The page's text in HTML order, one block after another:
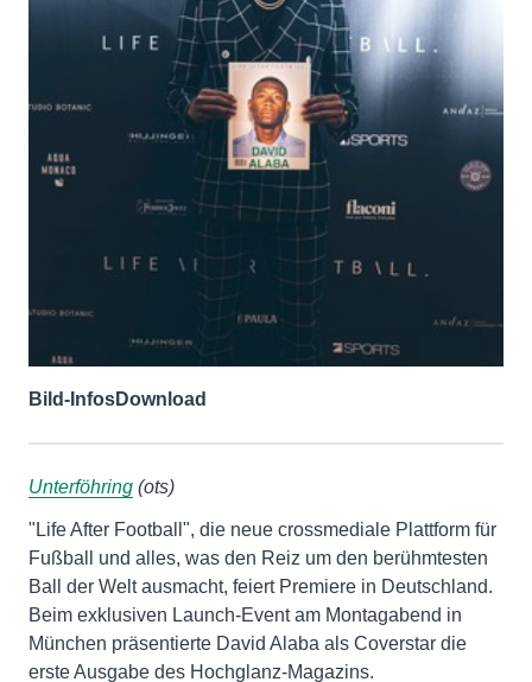
Bild-InfosDownload
Unterföhring (ots)
"Life After Football", die neue crossmediale Plattform für
Fußball und alles, was den Reiz um den berühmtesten
Ball der Welt ausmacht, feiert Premiere in Deutschland.
Beim exklusiven Launch-Event am Montagabend in
München präsentierte David Alaba als Coverstar die
erste Ausgabe des Hochglanz-Magazins.